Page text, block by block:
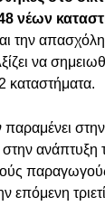
νέων
την
να
καταστήματα.
στην
στην
επόμενη